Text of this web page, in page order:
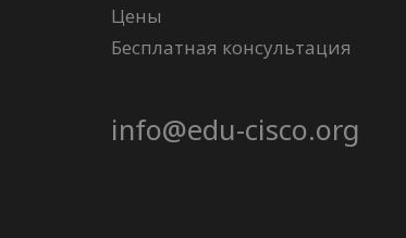
Цены
Бесплатная консультация
info@edu-cisco.org